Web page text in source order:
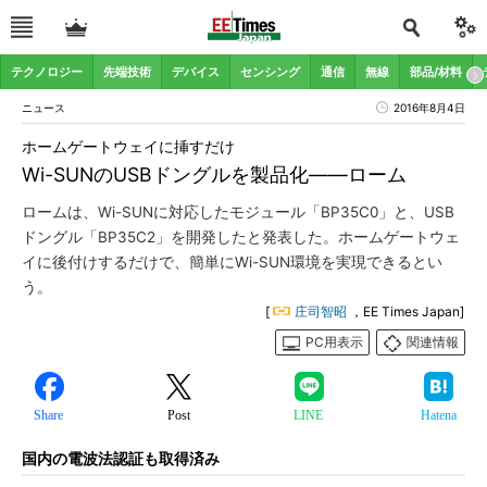
テクノロジー 先端技術 デバイス センシング 通信 無線 部品/材料
ニュース 2016年8月4日
Wi-SUNのUSBドングルを製品化――ローム
ホームゲートウェイに挿すだけ
ロームは、Wi-SUNに対応したモジュール「BP35C0」と、USB
ドングル「BP35C2」を開発したと発表した。ホームゲートウェ
イに後付けするだけで、簡単にWi-SUN環境を実現できるとい
う。
[ 庄司智昭 ，EE Times Japan]
PC用表示
関連情報
Share Post LINE Hatena
国内の電波法認証も取得済み